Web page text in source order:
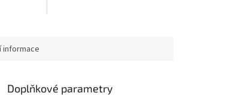
informace
Doplňkové parametry